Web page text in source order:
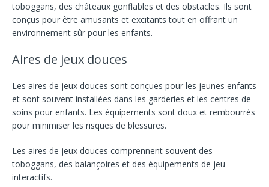
toboggans, des châteaux gonflables et des obstacles. Ils sont
conçus pour être amusants et excitants tout en offrant un
environnement sûr pour les enfants.
Aires de jeux douces
Les aires de jeux douces sont conçues pour les jeunes enfants
et sont souvent installées dans les garderies et les centres de
soins pour enfants. Les équipements sont doux et rembourrés
pour minimiser les risques de blessures.
Les aires de jeux douces comprennent souvent des
toboggans, des balançoires et des équipements de jeu
interactifs.